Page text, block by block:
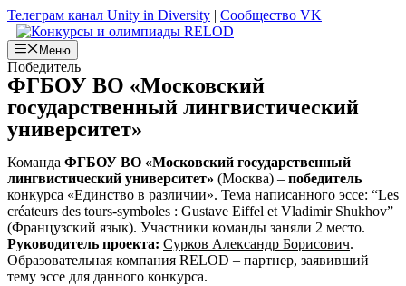
Телеграм канал Unity in Diversity | Сообщество VK
Меню
Победитель
ФГБОУ ВО «Московский
государственный лингвистический
университет»
Команда ФГБОУ ВО «Московский государственный
лингвистический университет» (Москва) – победитель
конкурса «Единство в различии». Тема написанного эссе: “Les
créateurs des tours-symboles : Gustave Eiffel et Vladimir Shukhov”
(Французский язык). Участники команды заняли 2 место.
Руководитель проекта: Сурков Александр Борисович.
Образовательная компания RELOD – партнер, заявивший
тему эссе для данного конкурса.